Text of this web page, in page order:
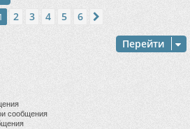
2 3 4 5 6
Перейти
сообщения